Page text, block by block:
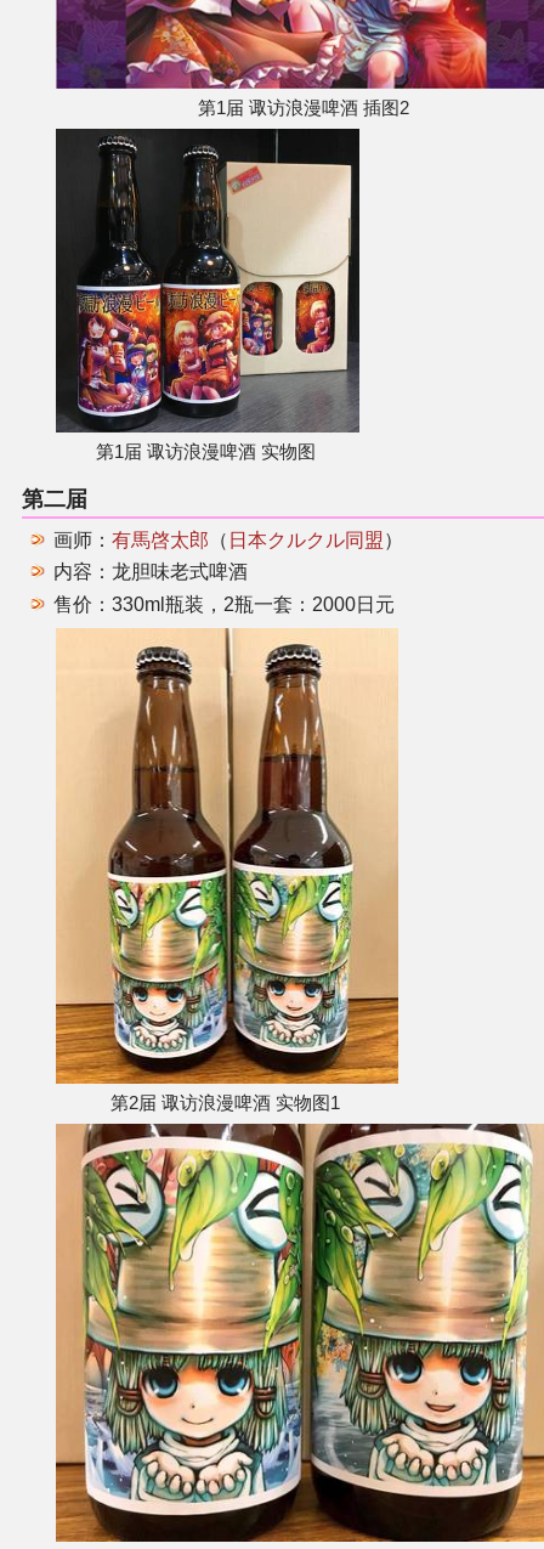
第1届 诹访浪漫啤酒 插图2
第1届 诹访浪漫啤酒 实物图
第二届
画师： 有馬啓太郎 （ 日本クルクル同盟 ）
内容：龙胆味老式啤酒
售价：330ml瓶装，2瓶一套：2000日元
第2届 诹访浪漫啤酒 实物图1